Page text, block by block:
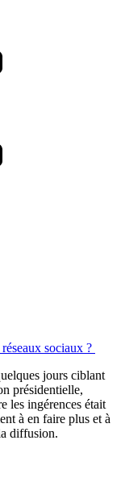
sociaux ?
jours ciblant
présidentielle,
les ingérences était
à en faire plus et à
diffusion.